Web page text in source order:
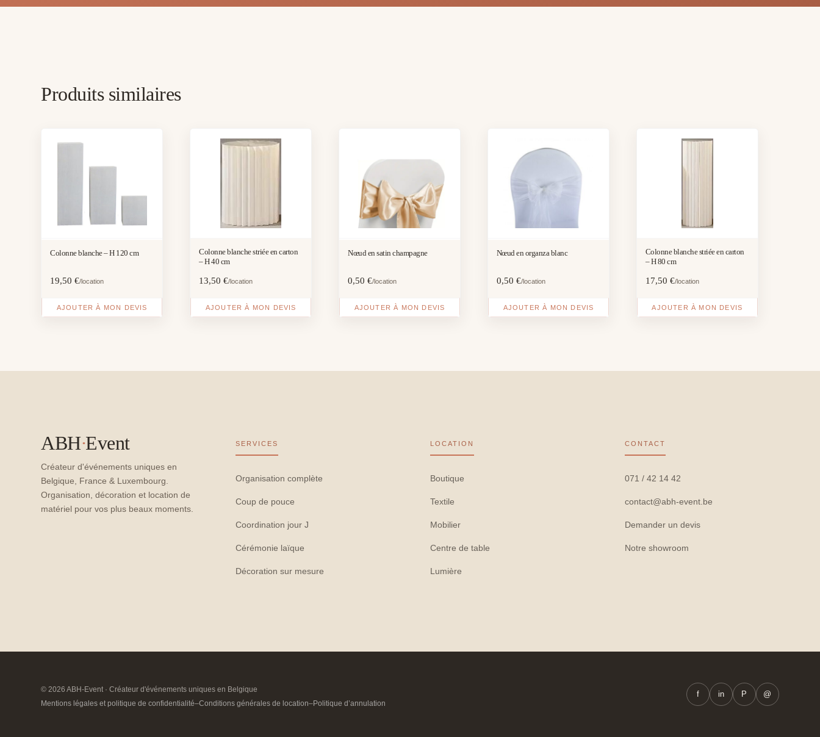
Produits similaires
Colonne blanche – H 120 cm
19,50€/location
AJOUTER À MON DEVIS
Colonne blanche striée en carton
– H 40 cm
13,50€/location
AJOUTER À MON DEVIS
Nœud en satin champagne
0,50€/location
AJOUTER À MON DEVIS
Nœud en organza blanc
0,50 €/location
AJOUTER À MON DEVIS
Colonne blanche striée en carton
– H 80 cm
17,50 €/location
AJOUTER À MON DEVIS
ABH·Event
Créateur d'événements uniques en
Belgique, France & Luxembourg.
Organisation, décoration et location de
matériel pour vos plus beaux moments.
SERVICES
Organisation complète
Coup de pouce
Coordination jour J
Cérémonie laïque
Décoration sur mesure
LOCATION
Boutique
Textile
Mobilier
Centre de table
Lumière
CONTACT
071 / 42 14 42
contact@abh-event.be
Demander un devis
Notre showroom
© 2026 ABH-Event · Créateur d'événements uniques en Belgique
Mentions légales et politique de confidentialité–Conditions générales de location–Politique d’annulation
f in P @